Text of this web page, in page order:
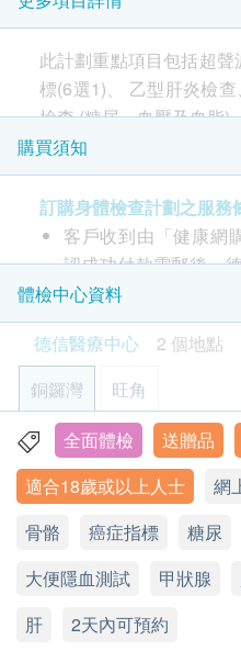
胰臟超聲波
腎臟超聲波
膀胱及前列腺超聲波 -
胸肺X光片
癌症指標
癌抗原 125 (卵巢) - 女士
癌抗原 15.3 (乳房) - 女
癌抗原(肝)
癌指標 CA 19.9（胰臟癌
癌胚抗原(大腸)
前列腺癌抗原- 男士
2 重點項目
乙型肝炎檢查 重點項目
乙型肝炎表面抗原
3 基本項目
基本健康評估
一種子宮頸篩檢方法，用
過程(只限有性經驗女性)
HK$480.0
靜態心電圖
一種常見且無痛的檢查，
狀況
HK$380.0
胸肺X光片
一種使用 X 光檢查胸部結
*中環分店不適用此服務
HK$250.0
碳13幽門螺旋菌呼氣測試
快速診斷程序，用於識別幽
HK$
820.0
幽門螺旋菌抗體
簡單及方便的檢查，檢測在
HK$550.0
乳房超聲波 (雙邊）
HK$1,150.0
乙型肝炎表面抗體
此計劃重點項目包括超
標(6選1)、 乙型肝炎檢
檢查 (糖尿、血壓及血脂)
超聲波檢查
超聲波掃描是一種醫學影
波檢查身體內部器官的結
癌症指標
當癌症發生時，身體會
胞產生的蛋白質或其他物
到。透過檢驗該腫瘤標
癌。
乙型肝炎檢查
乙型肝炎表面抗原測試:
購買須知
訂購身體檢查計劃之服務
客戶收到由「健康網
認成功付款電郵後，
電客人進行預約。
客戶必須於預約當天
以確認身份。
本身體檢查計劃有效
個月內(由確認付款日
作廢。
請注意：新冠疫苗前
估，所有健康檢查/服
用途，醫護人員不會
或選擇。
肝炎及兒童疫苗注射
計劃的服務，全數費用
體檢中心資料
德信醫療中心
2 個地點
銅鑼灣
旺角
香港銅鑼灣恩平道28號利園
顯示地圖
星期一至六：9:00a.m. –
電話：2951 1988
全面體檢 送贈品
適合18歲或以上人士
網
骨骼
癌症指標 糖尿
大便隱血測試
甲狀腺
肝
2天內可預約